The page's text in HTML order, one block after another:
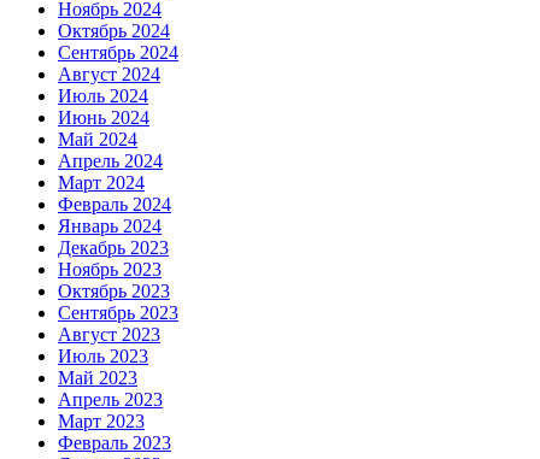
Ноябрь 2024
Октябрь 2024
Сентябрь 2024
Август 2024
Июль 2024
Июнь 2024
Май 2024
Апрель 2024
Март 2024
Февраль 2024
Январь 2024
Декабрь 2023
Ноябрь 2023
Октябрь 2023
Сентябрь 2023
Август 2023
Июль 2023
Май 2023
Апрель 2023
Март 2023
Февраль 2023